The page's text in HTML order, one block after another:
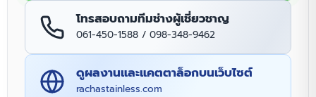
โทรสอบถามทีมช่างผู้เชี่ยวชาญ
061-450-1588 / 098-348-9462
ดูผลงานและแคตตาล็อกบนเว็บไซต์
rachastainless.com